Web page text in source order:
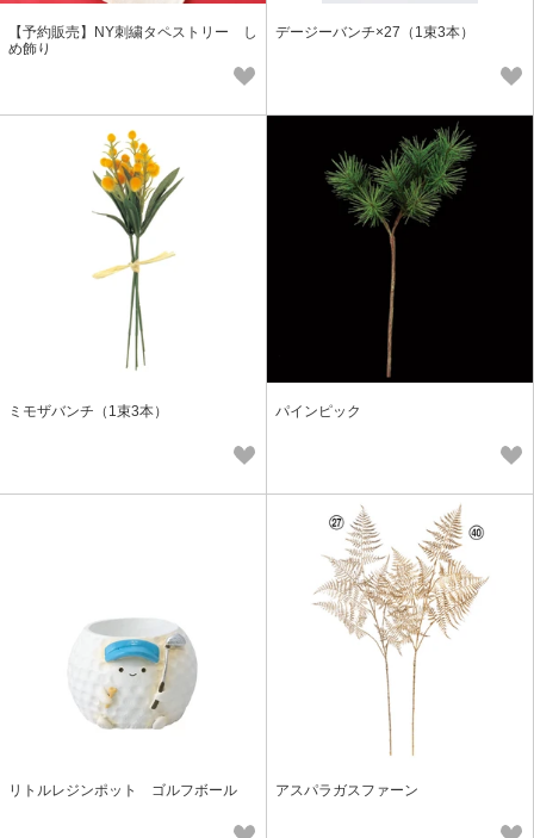
【予約販売】NY刺繍タペストリー し
め飾り
デージーバンチ×27（1束3本）
ミモザバンチ（1束3本） パインピック
リトルレジンポット ゴルフボール アスパラガスファーン